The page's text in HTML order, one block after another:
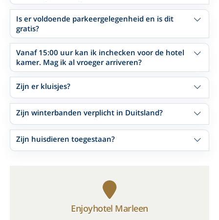
Is er voldoende parkeergelegenheid en is dit
gratis?
Vanaf 15:00 uur kan ik inchecken voor de hotel
kamer. Mag ik al vroeger arriveren?
Zijn er kluisjes?
Zijn winterbanden verplicht in Duitsland?
Zijn huisdieren toegestaan?
Enjoyhotel Marleen